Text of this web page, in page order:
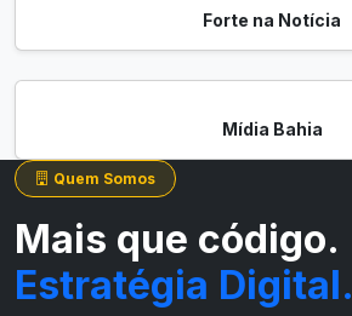
Forte na Notícia
Mídia Bahia
Quem Somos
Mais que código.
Estratégia Digital.